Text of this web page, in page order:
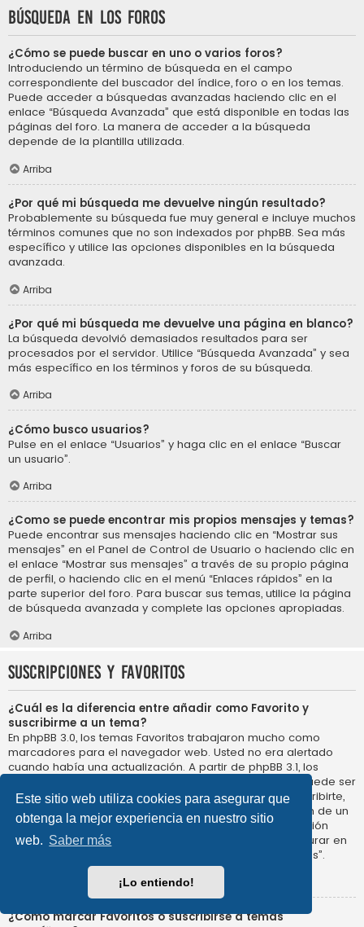
Este sitio web utiliza cookies para asegurar que
obtenga la mejor experiencia en nuestro sitio
web. Saber más
¡Lo entiendo!
Búsqueda en los foros
¿Cómo se puede buscar en uno o varios foros?
Introduciendo un término de búsqueda en el campo
correspondiente del buscador del índice, foro o en los temas.
Puede acceder a búsquedas avanzadas haciendo clic en el
enlace “Búsqueda Avanzada” que está disponible en todas las
páginas del foro. La manera de acceder a la búsqueda
depende de la plantilla utilizada.
Arriba
¿Por qué mi búsqueda me devuelve ningún resultado?
Probablemente su búsqueda fue muy general e incluye muchos
términos comunes que no son indexados por phpBB. Sea más
específico y utilice las opciones disponibles en la búsqueda
avanzada.
Arriba
¿Por qué mi búsqueda me devuelve una página en blanco?
La búsqueda devolvió demasiados resultados para ser
procesados por el servidor. Utilice “Búsqueda Avanzada” y sea
más específico en los términos y foros de su búsqueda.
Arriba
¿Cómo busco usuarios?
Pulse en el enlace “Usuarios” y haga clic en el enlace “Buscar
un usuario”.
Arriba
¿Como se puede encontrar mis propios mensajes y temas?
Puede encontrar sus mensajes haciendo clic en “Mostrar sus
mensajes” en el Panel de Control de Usuario o haciendo clic en
el enlace “Mostrar sus mensajes” a través de su propio página
de perfil, o haciendo clic en el menú “Enlaces rápidos” en la
parte superior del foro. Para buscar sus temas, utilice la página
de búsqueda avanzada y complete las opciones apropiadas.
Arriba
Suscripciones y Favoritos
¿Cuál es la diferencia entre añadir como Favorito y
suscribirme a un tema?
En phpBB 3.0, los temas Favoritos trabajaron mucho como
marcadores para el navegador web. Usted no era alertado
cuando había una actualización. A partir de phpBB 3.1, los
Favoritos son más como suscribirse a un tema. Usted puede ser
notificado cuando un tema Favorito se actualiza. Al suscribirte,
sin embargo, se le avisará de que hay una actualización de un
tema, o foro en el propio foro. Las opciones de notificación
para los Favoritos y las suscripciones se pueden configurar en
el Panel de Control de Usuario, en “Preferencias de Foros”.
¿Cómo marcar Favoritos o suscribirse a temas